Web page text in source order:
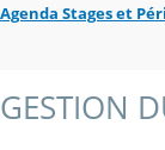
Agenda Stages et
GESTION